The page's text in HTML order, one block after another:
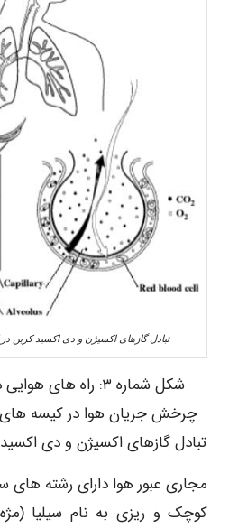
تبادل گازهای اکسیژن و دی اکسید کربن
شکل شماره ۳: راه
چرخش جریان هوا در کیسه های
تبادل گازهای اکسیژن و دی
مجاری عبور هوا دارای رشته های
کوچک و ریزی به نام سیلیا